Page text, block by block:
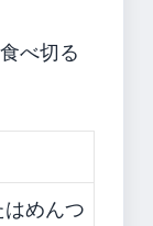
べ切る
めんつ